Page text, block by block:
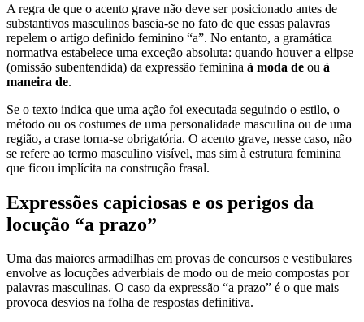
A regra de que o acento grave não deve ser posicionado antes de
substantivos masculinos baseia-se no fato de que essas palavras
repelem o artigo definido feminino “a”. No entanto, a gramática
normativa estabelece uma exceção absoluta: quando houver a elipse
(omissão subentendida) da expressão feminina à moda de ou à
maneira de.
Se o texto indica que uma ação foi executada seguindo o estilo, o
método ou os costumes de uma personalidade masculina ou de uma
região, a crase torna-se obrigatória. O acento grave, nesse caso, não
se refere ao termo masculino visível, mas sim à estrutura feminina
que ficou implícita na construção frasal.
Expressões capiciosas e os perigos da
locução “a prazo”
Uma das maiores armadilhas em provas de concursos e vestibulares
envolve as locuções adverbiais de modo ou de meio compostas por
palavras masculinas. O caso da expressão “a prazo” é o que mais
provoca desvios na folha de respostas definitiva.